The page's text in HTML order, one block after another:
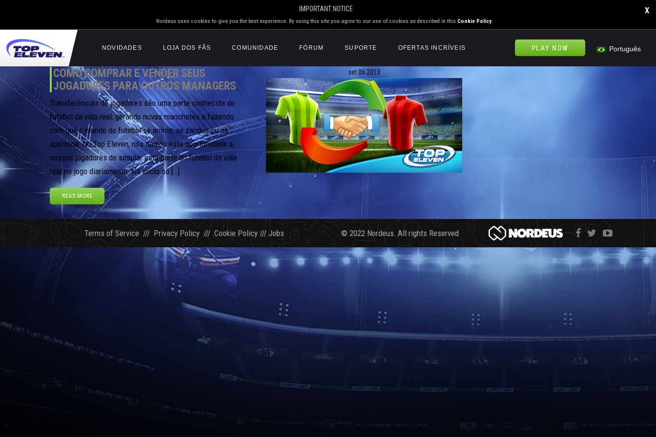
X
IMPORTANT NOTICE
Nordeus uses cookies to give you the best experience. By using this site you agree to our use of cookies as described in this Cookie Policy.
PLAY NOW Português
NOVIDADES LOJA DOS FÃS COMUNIDADE FÓRUM SUPORTE OFERTAS INCRÍVEIS
COMO COMPRAR E VENDER SEUS
JOGADORES PARA OUTROS MANAGERS
Transferências de jogadores são uma parte conhecida do
futebol da vida real, gerando novas manchetes e fazendo
com que o mundo do futebol se anime, se zangue ou se
apaixone. No Top Eleven, nós damos esta oportunidade a
nossos jogadores de simular esta parte do futebol da vida
real no jogo diariamente. No início só […]
READ MORE
set 06 2013
Terms of Service/// Privacy Policy/// Cookie Policy/// Jobs © 2022 Nordeus. All rights Reserved